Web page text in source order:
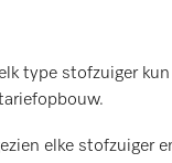
type stofzuiger
elke stofzuiger